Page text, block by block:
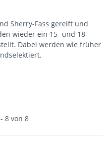
Sherry-Fass gereift und
wieder ein 15- und 18-
Dabei werden wie früher
8 von 8